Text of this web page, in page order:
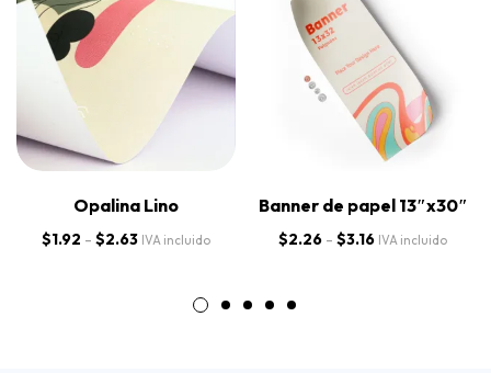
Opalina Lino
$1.92 - $2.63 IVA incluido
Banner de papel 13″x30″
$2.26 - $3.16 IVA incluido